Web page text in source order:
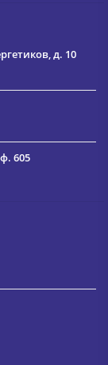
д. 10
605